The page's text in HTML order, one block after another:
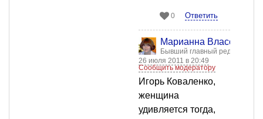
0 Ответить
Марианна Власова
Бывший главный редактор
26 июля 2011 в 20:49
Сообщить модератору
Игорь Коваленко,
женщина
удивляется тогда,